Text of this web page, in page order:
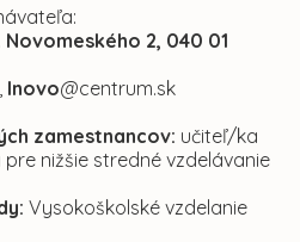
2, 040 01
lnovo@centrum.sk
zamestnancov: učiteľ/ka
nižšie stredné vzdelávanie
Vysokoškolské vzdelanie